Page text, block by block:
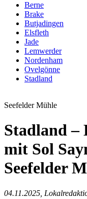
Berne
Brake
Butjadingen
Elsfleth
Jade
Lemwerder
Nordenham
Ovelgönne
Stadland
Seefelder Mühle
Stadland –
mit Sol
Seefelder
04.11.2025,